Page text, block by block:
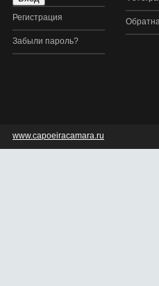
Регистрация
Забыли пароль?
www.capoeiracamara.ru